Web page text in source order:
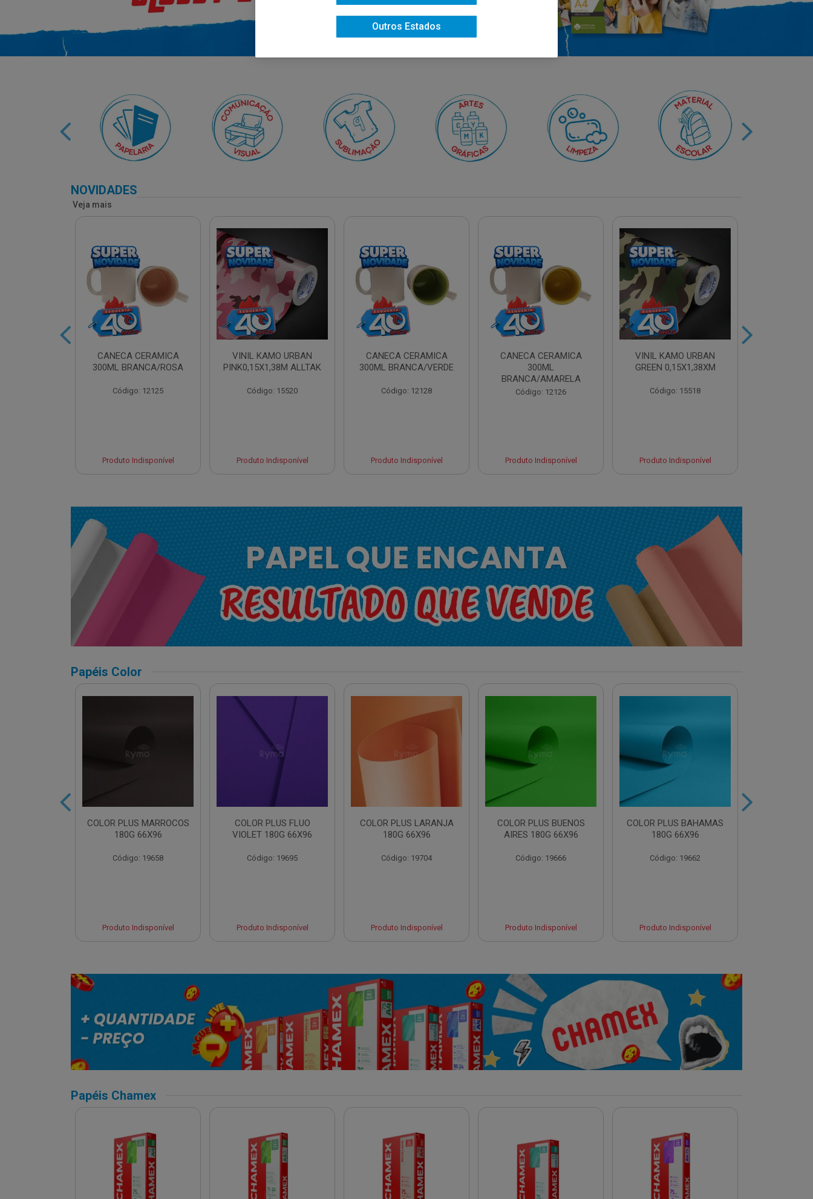
NOVIDADES
Veja mais
CANECA CERAMICA
300ML BRANCA/ROSA
Código: 12125
Produto Indisponível
VINIL KAMO URBAN
PINK0,15X1,38M ALLTAK
Código: 15520
Produto Indisponível
CANECA CERAMICA
300ML BRANCA/VERDE
Código: 12128
Produto Indisponível
CANECA CERAMICA
300ML
BRANCA/AMARELA
Código: 12126
Produto Indisponível
VINIL KAMO URBAN
GREEN 0,15X1,38XM
Código: 15518
Produto Indisponível
Papéis Color
COLOR PLUS MARROCOS
180G 66X96
Código: 19658
Produto Indisponível
COLOR PLUS FLUO
VIOLET 180G 66X96
Código: 19695
Produto Indisponível
COLOR PLUS LARANJA
180G 66X96
Código: 19704
Produto Indisponível
COLOR PLUS BUENOS
AIRES 180G 66X96
Código: 19666
Produto Indisponível
COLOR PLUS BAHAMAS
180G 66X96
Código: 19662
Produto Indisponível
Papéis Chamex
Outros Estados